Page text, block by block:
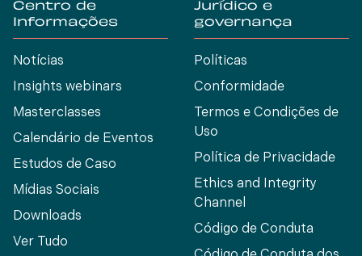
Centro de
Informações
Notícias
Insights webinars
Masterclasses
Calendário de Eventos
Estudos de Caso
Mídias Sociais
Downloads
Ver Tudo
Jurídico e
governança
Políticas
Conformidade
Termos e Condições de
Uso
Política de Privacidade
Ethics and Integrity
Channel
Código de Conduta